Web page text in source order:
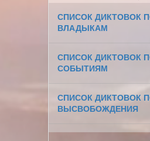
СПИСОК ДИКТОВОК
ВЛАДЫКАМ
СПИСОК ДИКТОВОК
СОБЫТИЯМ
СПИСОК ДИКТОВОК
ВЫСВОБОЖДЕНИЯ